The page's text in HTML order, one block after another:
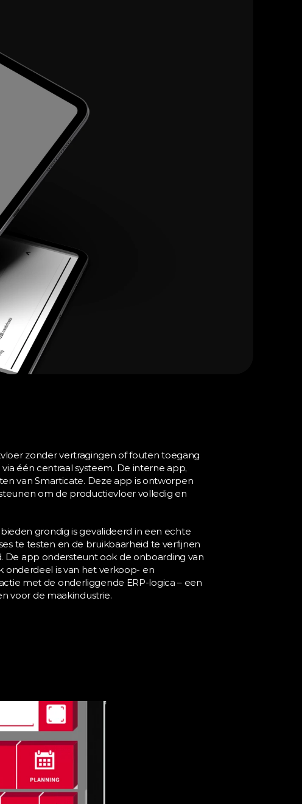
zonder vertragingen of fouten toegang
één centraal systeem. De interne app,
van Smarticate. Deze app is ontworpen
om de productievloer volledig en
grondig is gevalideerd in een echte
te testen en de bruikbaarheid te verfijnen
app ondersteunt ook de onboarding van
onderdeel is van het verkoop- en
met de onderliggende ERP-logica – een
voor de maakindustrie.